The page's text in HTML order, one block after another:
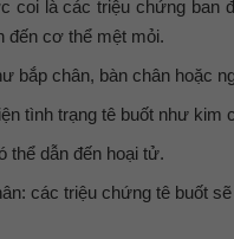
là các triệu chứng ban
đến cơ thể mệt mỏi.
bắp chân, bàn chân hoặc
tình trạng tê buốt như kim
thể dẫn đến hoại tử.
các triệu chứng tê buốt